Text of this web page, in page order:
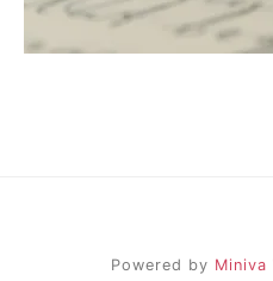
Powered by Miniva